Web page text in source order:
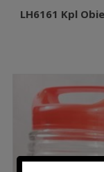
LH6161 Kpl